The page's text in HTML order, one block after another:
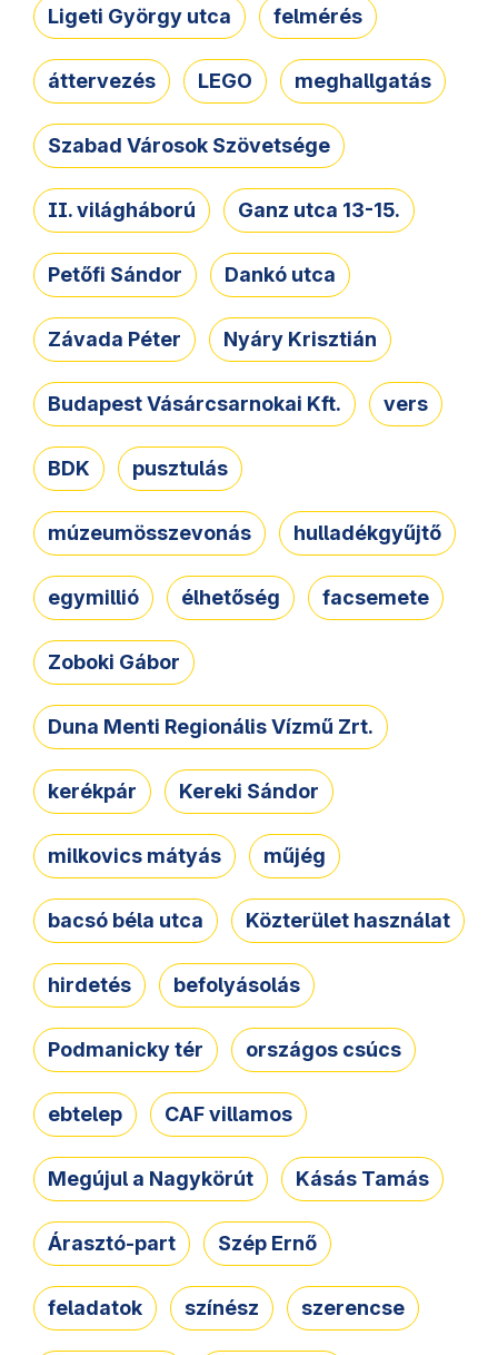
Ligeti György utca felmérés
áttervezés LEGO meghallgatás
Szabad Városok Szövetsége
II. világháború Ganz utca 13-15.
Petőfi Sándor Dankó utca
Závada Péter Nyáry Krisztián
Budapest Vásárcsarnokai Kft. vers
BDK pusztulás
múzeumösszevonás hulladékgyűjtő
egymillió élhetőség facsemete
Zoboki Gábor
Duna Menti Regionális Vízmű Zrt.
kerékpár Kereki Sándor
milkovics mátyás műjég
bacsó béla utca Közterület használat
hirdetés befolyásolás
Podmanicky tér országos csúcs
ebtelep CAF villamos
Megújul a Nagykörút Kásás Tamás
Árasztó-part Szép Ernő
feladatok színész szerencse